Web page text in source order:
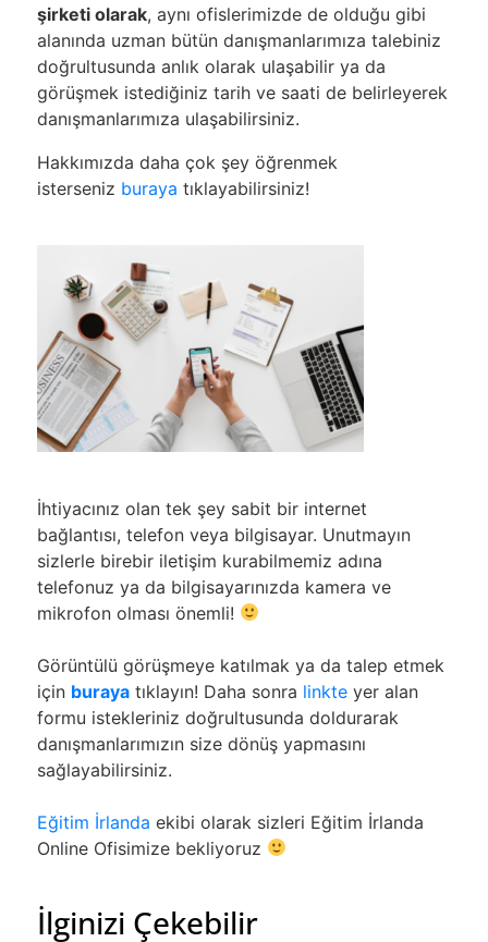
şirketi olarak, aynı ofislerimizde de olduğu gibi
alanında uzman bütün danışmanlarımıza talebiniz
doğrultusunda anlık olarak ulaşabilir ya da
görüşmek istediğiniz tarih ve saati de belirleyerek
danışmanlarımıza ulaşabilirsiniz.
Hakkımızda daha çok şey öğrenmek
isterseniz buraya tıklayabilirsiniz!
İhtiyacınız olan tek şey sabit bir internet
bağlantısı, telefon veya bilgisayar. Unutmayın
sizlerle birebir iletişim kurabilmemiz adına
telefonuz ya da bilgisayarınızda kamera ve
mikrofon olması önemli!
Görüntülü görüşmeye katılmak ya da talep etmek
için buraya tıklayın! Daha sonra linkte yer alan
formu istekleriniz doğrultusunda doldurarak
danışmanlarımızın size dönüş yapmasını
sağlayabilirsiniz.
Eğitim İrlanda ekibi olarak sizleri Eğitim İrlanda
Online Ofisimize bekliyoruz
İlginizi Çekebilir